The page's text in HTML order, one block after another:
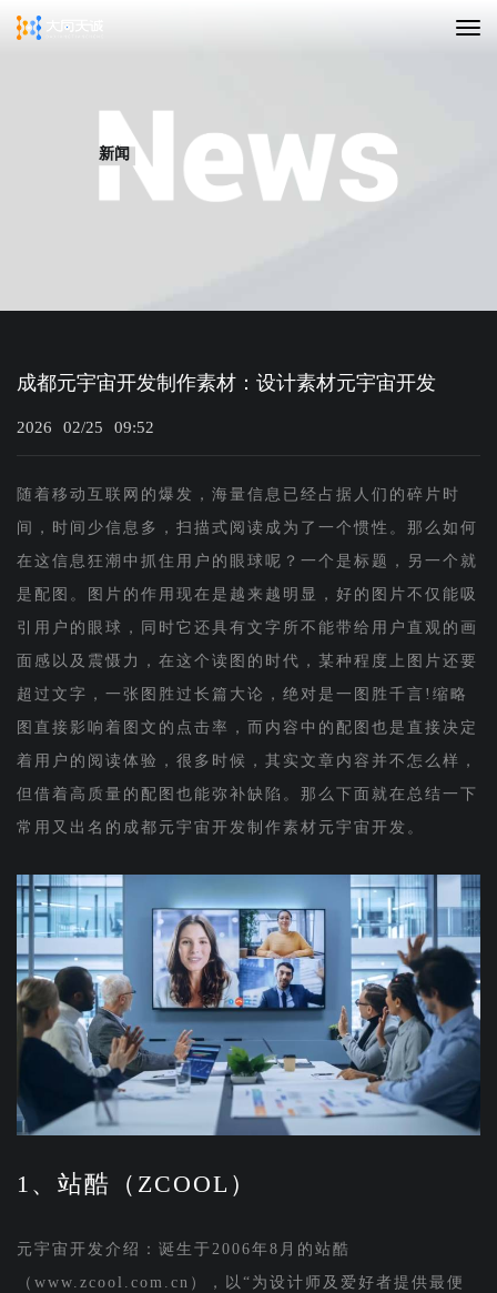
新闻
成都元宇宙开发制作素材：设计素材元宇宙开发
2026 02/25 09:52
随着移动互联网的爆发，海量信息已经占据人们的碎片时
间，时间少信息多，扫描式阅读成为了一个惯性。那么如何
在这信息狂潮中抓住用户的眼球呢？一个是标题，另一个就
是配图。图片的作用现在是越来越明显，好的图片不仅能吸
引用户的眼球，同时它还具有文字所不能带给用户直观的画
面感以及震慑力，在这个读图的时代，某种程度上图片还要
超过文字，一张图胜过长篇大论，绝对是一图胜千言!缩略
图直接影响着图文的点击率，而内容中的配图也是直接决定
着用户的阅读体验，很多时候，其实文章内容并不怎么样，
但借着高质量的配图也能弥补缺陷。那么下面就在总结一下
常用又出名的成都元宇宙开发制作素材元宇宙开发。
1、站酷（ZCOOL）
元宇宙开发介绍：诞生于2006年8月的站酷
（www.zcool.com.cn），以“为设计师及爱好者提供最便